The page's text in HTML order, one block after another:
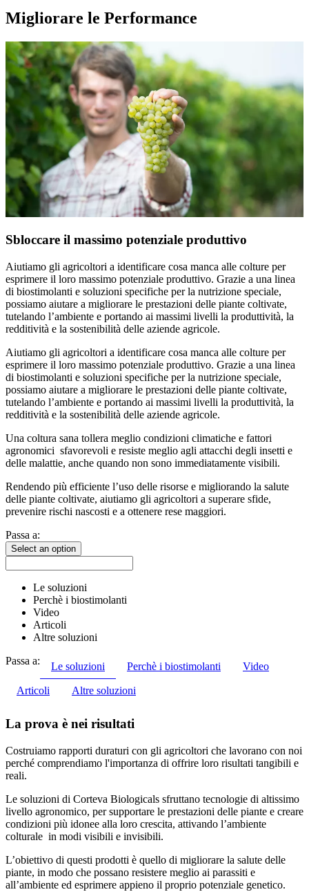
Migliorare le Performance
Sbloccare il massimo potenziale produttivo
Aiutiamo gli agricoltori a identificare cosa manca alle colture per
esprimere il loro massimo potenziale produttivo. Grazie a una linea
di biostimolanti e soluzioni specifiche per la nutrizione speciale,
possiamo aiutare a migliorare le prestazioni delle piante coltivate,
tutelando l’ambiente e portando ai massimi livelli la produttività, la
redditività e la sostenibilità delle aziende agricole.
Aiutiamo gli agricoltori a identificare cosa manca alle colture per
esprimere il loro massimo potenziale produttivo. Grazie a una linea
di biostimolanti e soluzioni specifiche per la nutrizione speciale,
possiamo aiutare a migliorare le prestazioni delle piante coltivate,
tutelando l’ambiente e portando ai massimi livelli la produttività, la
redditività e la sostenibilità delle aziende agricole.
Una coltura sana tollera meglio condizioni climatiche e fattori
agronomici sfavorevoli e resiste meglio agli attacchi degli insetti e
delle malattie, anche quando non sono immediatamente visibili.
Rendendo più efficiente l’uso delle risorse e migliorando la salute
delle piante coltivate, aiutiamo gli agricoltori a superare sfide,
prevenire rischi nascosti e a ottenere rese maggiori.
Passa a:
Select an option
Le soluzioni
Perchè i biostimolanti
Video
Articoli
Altre soluzioni
Passa a:
Le soluzioni Perchè i biostimolanti Video
Articoli Altre soluzioni
La prova è nei risultati
Costruiamo rapporti duraturi con gli agricoltori che lavorano con noi
perché comprendiamo l'importanza di offrire loro risultati tangibili e
reali.
Le soluzioni di Corteva Biologicals sfruttano tecnologie di altissimo
livello agronomico, per supportare le prestazioni delle piante e creare
condizioni più idonee alla loro crescita, attivando l’ambiente
colturale in modi visibili e invisibili.
L’obiettivo di questi prodotti è quello di migliorare la salute delle
piante, in modo che possano resistere meglio ai parassiti e
all’ambiente ed esprimere appieno il proprio potenziale genetico.